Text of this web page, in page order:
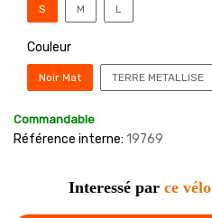
S M L
Couleur
Noir Mat TERRE METALLISE
Commandable
Référence interne: 19769
Interessé par ce vélo